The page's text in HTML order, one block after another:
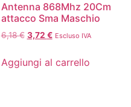
Antenna 868Mhz 20Cm
attacco Sma Maschio
6,18€ 3,72 € Escluso IVA
Aggiungi al carrello